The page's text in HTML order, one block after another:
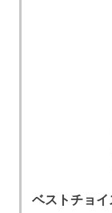
ベストチョイ